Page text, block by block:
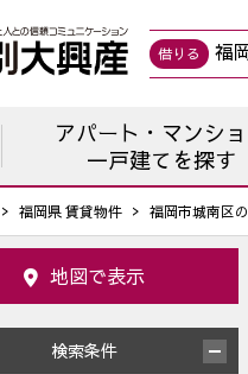
借りる 福
アパート・マンシ
一戸建てを探す
福岡県 賃貸物件 福岡市城南区
地図で表示
検索条件